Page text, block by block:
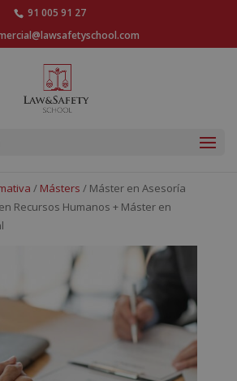
91 005 91 27
/ Másters / Máster en Asesoría
Recursos Humanos + Máster en